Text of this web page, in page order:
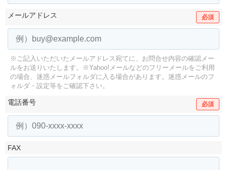
メールアドレス 必須
※ご記入いただいたメールアドレス宛てに、お問合せ内容の確認メー
ルをお送りいたします。
※Yahoo!メールなどのフリーメールをご利用
の場合、迷惑メールフォルダに入る場合があります。 迷惑メールのフ
ォルダ・設定等をご確認下さい。
電話番号 必須
FAX